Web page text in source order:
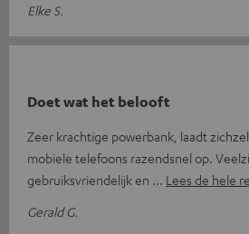
Elke S.
Doet wat het belooft
Zeer krachtige powerbank, laadt
mobiele telefoons razendsnel op.
gebruiksvriendelijk en
Lees de hele
Gerald G.